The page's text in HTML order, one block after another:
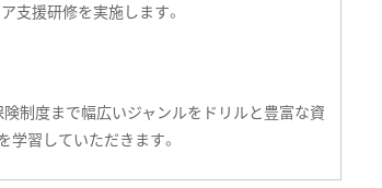
支援研修を実施します。
制度まで幅広いジャンルをドリルと豊富な資
習していただきます。